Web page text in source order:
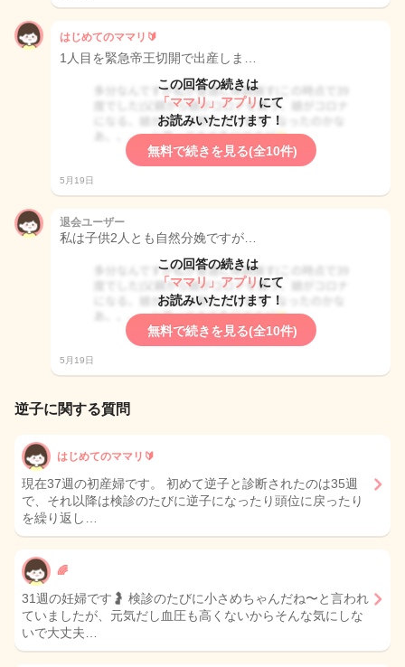
はじめてのママリ🔰
1人目を緊急帝王切開で出産しま…
この回答の続きは
「ママリ」アプリ にて
お読みいただけます！
無料で続きを見る(全10件)
5月19日
退会ユーザー
私は子供2人とも自然分娩ですが…
この回答の続きは
「ママリ」アプリ にて
お読みいただけます！
無料で続きを見る(全10件)
5月19日
逆子に関する質問
はじめてのママリ🔰
現在37週の初産婦です。 初めて逆子と診断されたのは35週
で、それ以降は検診のたびに逆子になったり頭位に戻ったり
を繰り返し…
🌈
31週の妊婦です🤰 検診のたびに小さめちゃんだね〜と言われ
ていましたが、元気だし血圧も高くないからそんな気にしな
いで大丈夫…